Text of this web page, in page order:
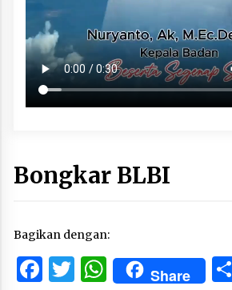
Bongkar BLBI
Bagikan dengan:
Facebook
Twitter
WhatsApp
Share